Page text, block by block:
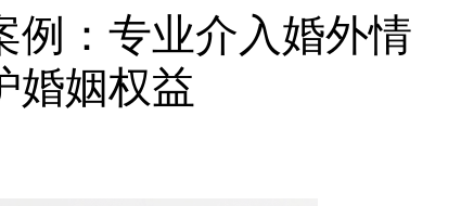
例：专业介入婚外情
婚姻权益